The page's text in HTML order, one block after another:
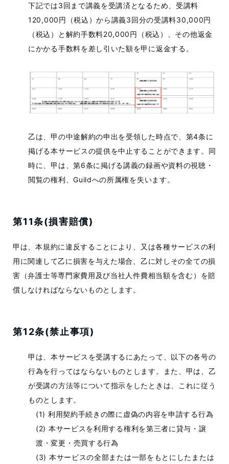
下記では3回まで講義を受講済となるため、受講料
120,000円（税込）から講義3回分の受講料30,000円
（税込）と解約手数料20,000円（税込）、その他返金
にかかる手数料を差し引いた額を甲に返金する。
乙は、甲の中途解約の申出を受領した時点で、第4条に
掲げる本サービスの提供を中止することができます。同
時に、甲は、第6条に掲げる講義の録画や資料の視聴・
閲覧の権利、Guildへの所属権を失います。
第11条(損害賠償)
甲は、本規約に違反することにより、又は各種サービスの利
用に関連して乙に損害を与えた場合、乙に対しその全ての損
害（弁護士等専門家費用及び当社人件費相当額を含む）を賠
償しなければならないものとします。
第12条(禁止事項)
甲は、本サービスを受講するにあたって、以下の各号の
行為を行ってはならないものとします。また、甲は、乙
が受講の方法等について指示をしたときは、これに従う
ものとします。
利用契約手続きの際に虚偽の内容を申請する行為
本サービスを利用する権利を第三者に貸与・譲
渡・変更・売買する行為
本サービスの全部または一部をもとにしたまたは